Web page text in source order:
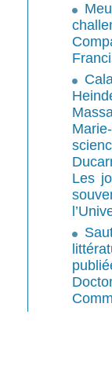
Les